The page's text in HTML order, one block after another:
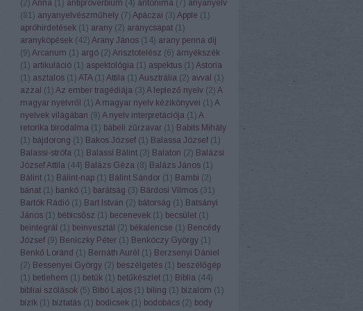
(2 ) Anna (1 ) antiproverbium (4) antonima ( 7 ) anyanyelv
(81) anyanyelvészműhely (7) Apáczai (3) Apple (1)
apróhirdetések (1) arany (2) aranycsapat (1)
aranyköpések (42) Arany János (14) arany penna díj
(9) Arcanum (1) argó (2) Arisztotelész (6) árnyékszék
(1) artikuláció (1) aspektológia (1) aspektus (1) Astoria
(1) asztalos (1) ATA (1) Attila (1) Ausztrália (2) avval (1)
azzal (1) Az ember tragédiája (3) A leplező nyelv (2) A
magyar nyelvről (1) A magyar nyelv kézikönyvei (1) A
nyelvek világában (9) A nyelv interpretációja (1) A
retorika birodalma (1) bábeli zűrzavar (1) Babits Mihály
(1) bájdorong (1) Bakos József (1) Balassa József (1)
Balassi-strófa (1) Balassi Bálint (3) Balaton (2) Balázsi
József Attila (44) Balázs Géza (8) Balázs János (1)
Bálint (1) Bálint-nap (1) Bálint Sándor (1) Bambi (2)
bánat (1) bankó (1) barátság (3) Bárdosi Vilmos (31)
Bartók Rádió (1) Bart István (2) bátorság (1) Batsányi
János (1) bébicsősz (1) becenevek (1) becsület (1)
beintegrál (1) beinvesztál (2) békalencse (1) Bencédy
József (9) Beniczky Péter (1) Benkóczy György (1)
Benkő Loránd (1) Bernáth Aurél (1) Berzsenyi Dániel
(2) Bessenyei György (2) beszélgetés (1) beszélőgép
(1) betlehem (1) betűk (1) betűkészlet (1) Biblia (44)
bibliai szólások (5) Bibó Lajos (1) biling (1) bizalom (1)
bízik (1) biztatás (1) bodicsek (1) bodobács (2) body